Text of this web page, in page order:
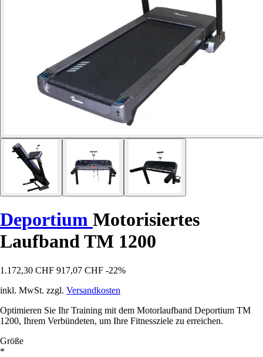
Deportium Motorisiertes
Laufband TM 1200
1.172,30 CHF 917,07 CHF -22%
inkl. MwSt. zzgl. Versandkosten
Optimieren Sie Ihr Training mit dem Motorlaufband Deportium TM
1200, Ihrem Verbündeten, um Ihre Fitnessziele zu erreichen.
Größe
*